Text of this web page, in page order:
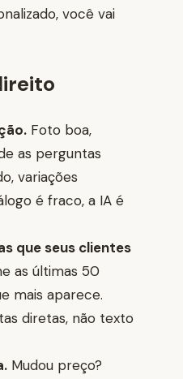
você vai
Foto boa,
as perguntas
variações
é fraco, a IA é
que seus clientes
as últimas 50
mais aparece.
diretas, não texto
Mudou preço?